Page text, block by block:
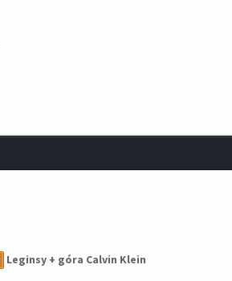
Leginsy + góra Calvin Klein